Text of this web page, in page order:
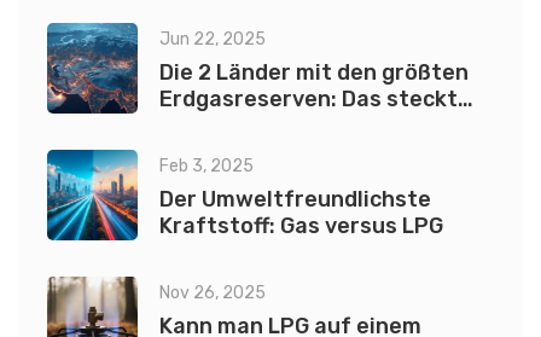
Jun 22, 2025
Die 2 Länder mit den größten
Erdgasreserven: Das steckt
Feb 3, 2025
Der Umweltfreundlichste
Kraftstoff: Gas versus LPG
Nov 26, 2025
Kann man LPG auf einem